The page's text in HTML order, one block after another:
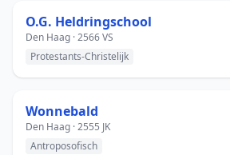
O.G. Heldringschool
Den Haag · 2566 VS
Protestants-Christelijk
Wonnebald
Den Haag · 2555 JK
Antroposofisch